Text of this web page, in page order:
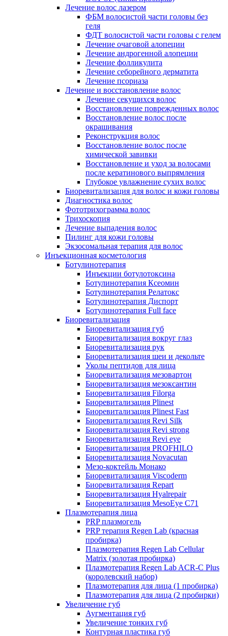
Лечение волос лазером
ФБМ волосистой части головы без
геля
ФДТ волосистой части головы с гелем
Лечение очаговой алопеции
Лечение андрогенной алопеции
Лечение фолликулита
Лечение себорейного дерматита
Лечение псориаза
Лечение и восстановление волос
Лечение секущихся волос
Восстановление поврежденных волос
Восстановление волос после
окрашивания
Реконструкция волос
Восстановление волос после
химической завивки
Восстановление и уход за волосами
после кератинового выпрямления
Глубокое увлажнение сухих волос
Биоревитализация для волос и кожи головы
Диагностика волос
Фототрихограмма волос
Трихоскопия
Лечение выпадения волос
Пилинг для кожи головы
Экзосомальная терапия для волос
Инъекционная косметология
Ботулинотерапия
Инъекции ботулотоксина
Ботулинотерапия Ксеомин
Ботулинотерапия Релатокс
Ботулинотерапия Диспорт
Ботулинотерапия Full face
Биоревитализация
Биоревитализация губ
Биоревитализация вокруг глаз
Биоревитализация рук
Биоревитализация шеи и декольте
Уколы пептидов для лица
Биоревитализация мезовартон
Биоревитализация мезоксантин
Биоревитализация Filorga
Биоревитализация Plinest
Биоревитализация Plinest Fast
Биоревитализация Revi Silk
Биоревитализация Revi strong
Биоревитализация Revi eye
Биоревитализация PROFHILO
Биоревитализация Novacutan
Мезо-коктейль Монако
Биоревитализация Viscoderm
Биоревитализация Repart
Биоревитализация Hyalrepair
Биоревитализация MesoEye C71
Плазмотерапия лица
PRP плазмогель
PRP терапия Regen Lab (красная
пробирка)
Плазмотерапия Regen Lab Cellular
Matrix (золотая пробирка)
Плазмотерапия Regen Lab ACR-C Plus
(королевский набор)
Плазмотерапия для лица (1 пробирка)
Плазмотерапия для лица (2 пробирки)
Увеличение губ
Аугментация губ
Увеличение тонких губ
Контурная пластика губ